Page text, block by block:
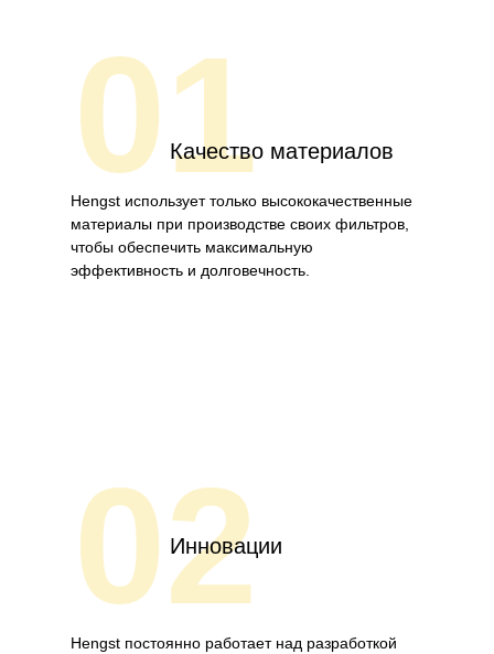
01Качество материалов
Hengst использует только высококачественные
материалы при производстве своих фильтров,
чтобы обеспечить максимальную
эффективность и долговечность.
02
Инновации
Hengst постоянно работает над разработкой